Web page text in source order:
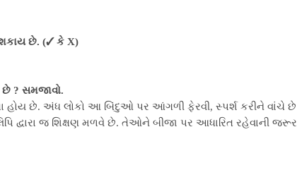
શકાય છે. (✓ કે X)
? સમજાવો.
હોય છે. અંધ લોકો આ બિંદુઓ પર આંગળી ફેરવી, સ્પર્શ કરીને વાંચે છે
દ્વારા જ શિક્ષણ મળવે છે. તેઓને બીજા પર આધારિત રહેવાની જરૂર